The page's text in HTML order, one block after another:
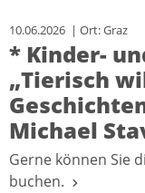
10.06.2026 | Ort: Graz
* Kinder-
„Tierisch
Michael
Gerne können Sie
buchen.